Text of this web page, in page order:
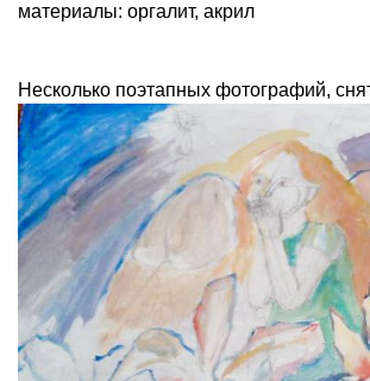
материалы: оргалит, акрил
Несколько поэтапных фотографий,